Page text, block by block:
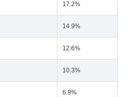
17.2%
14.9%
12.6%
10.3%
6.9%